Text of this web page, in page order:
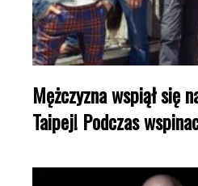
Mężczyzna wspiął się
Taipej! Podczas